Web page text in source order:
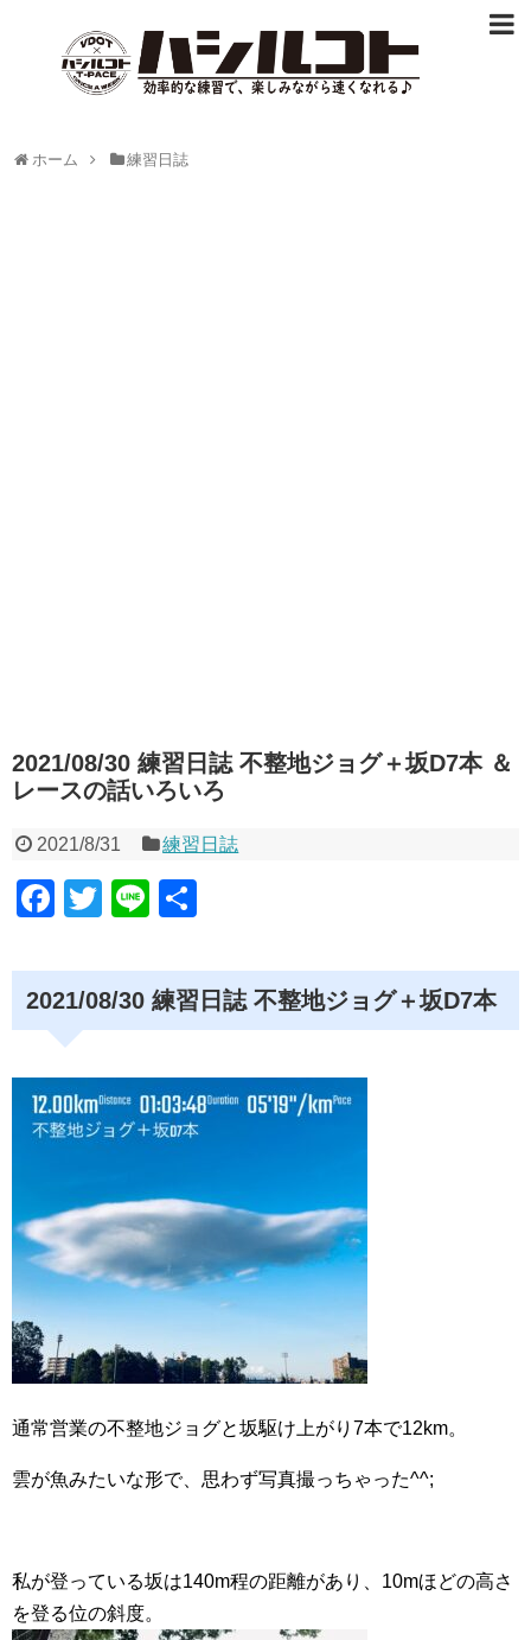
ホーム 練習日誌
2021/08/30 練習日誌 不整地ジョグ＋坂D7本 ＆
レースの話いろいろ
2021/8/31 練習日誌
F
c
e
b
o
o
T
tt
er
Li
e
2021/08/30 練習日誌 不整地ジョグ＋坂D7本
通常営業の不整地ジョグと坂駆け上がり7本で12km。
雲が魚みたいな形で、思わず写真撮っちゃった^^;
私が登っている坂は140m程の距離があり、10mほどの高さ
を登る位の斜度。